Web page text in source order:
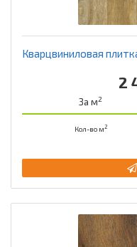
Кварцвиниловая
2
За м2
Кол-во м2